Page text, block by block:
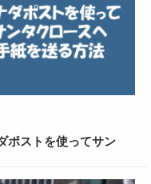
ポストを使ってサン